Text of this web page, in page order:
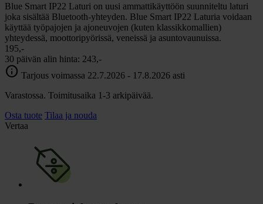
Blue Smart IP22 Laturi on uusi ammattikäyttöön suunniteltu laturi
joka sisältää Bluetooth-yhteyden. Blue Smart IP22 Laturia voidaan
käyttää työpajojen ja ajoneuvojen (kuten klassikkomallien)
yhteydessä, moottoripyörissä, veneissä ja asuntovaunuissa.
195,-
30 päivän alin hinta: 243,-
info Tarjous voimassa 22.7.2026 - 17.8.2026 asti
Varastossa. Toimitusaika 1-3 arkipäivää.
Osta tuote Tilaa ja nouda
Vertaa